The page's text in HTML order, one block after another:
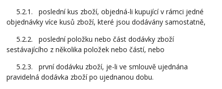
5.2.1. poslední kus zboží, objedná-li kupující v rámci jedné
objednávky více kusů zboží, které jsou dodávány samostatně,
5.2.2. poslední položku nebo část dodávky zboží
sestávajícího z několika položek nebo částí, nebo
5.2.3. první dodávku zboží, je-li ve smlouvě ujednána
pravidelná dodávka zboží po ujednanou dobu.